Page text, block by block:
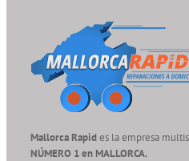
Mallorca Rapides la empresa
NÚMERO 1 en MALLORCA.